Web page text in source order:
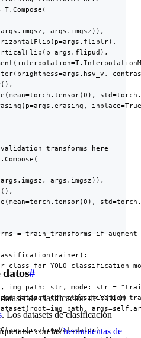
T.Compose(
args.imgsz)),
transforms here
args.imgsz)),
= train_transforms if augment
class for YOLO classification
img_path: str, mode: str =
dataset for classification
#
de clasificación de YOLO
. Los datasets de clasificación
con lasherramientas de